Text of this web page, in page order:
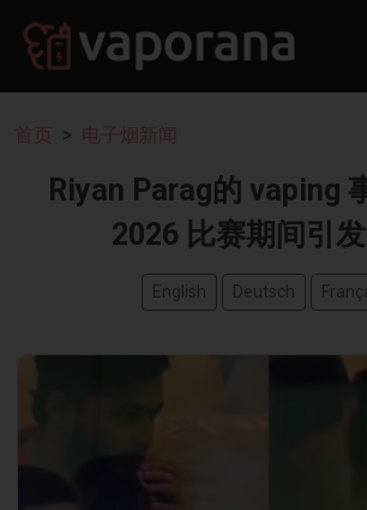
首页 电子烟新闻
Riyan Parag的 vaping
2026 比赛期间引
English Deutsch